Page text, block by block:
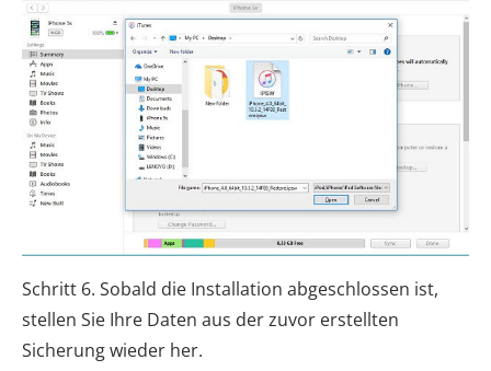
Schritt 6. Sobald die Installation abgeschlossen ist,
stellen Sie Ihre Daten aus der zuvor erstellten
Sicherung wieder her.